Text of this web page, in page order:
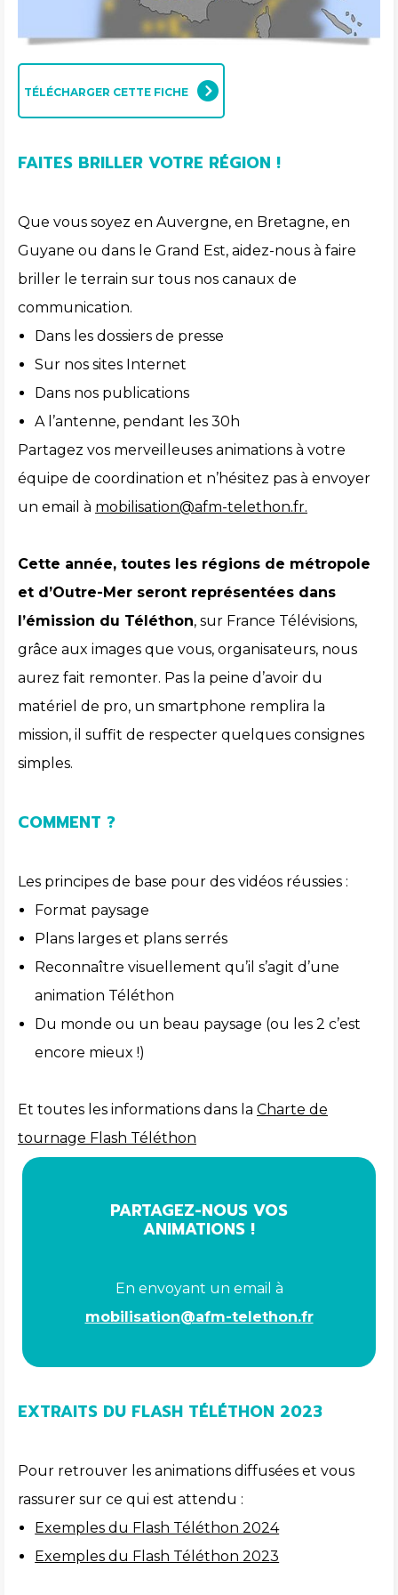
TÉLÉCHARGER CETTE FICHE
FAITES BRILLER VOTRE RÉGION !
Que vous soyez en Auvergne, en Bretagne, en
Guyane ou dans le Grand Est, aidez-nous à faire
briller le terrain sur tous nos canaux de
communication.
Dans les dossiers de presse
Sur nos sites Internet
Dans nos publications
A l’antenne, pendant les 30h
Partagez vos merveilleuses animations à votre
équipe de coordination et n’hésitez pas à envoyer
un email à mobilisation@afm-telethon.fr.
Cette année, toutes les régions de métropole
et d’Outre-Mer seront représentées dans
l’émission du Téléthon, sur France Télévisions,
grâce aux images que vous, organisateurs, nous
aurez fait remonter. Pas la peine d’avoir du
matériel de pro, un smartphone remplira la
mission, il suffit de respecter quelques consignes
simples.
COMMENT ?
Les principes de base pour des vidéos réussies :
Format paysage
Plans larges et plans serrés
Reconnaître visuellement qu’il s’agit d’une
animation Téléthon
Du monde ou un beau paysage (ou les 2 c’est
encore mieux !)
Et toutes les informations dans la Charte de
tournage Flash Téléthon
PARTAGEZ-NOUS VOS
ANIMATIONS !
En envoyant un email à
mobilisation@afm-telethon.fr
EXTRAITS DU FLASH TÉLÉTHON 2023
Pour retrouver les animations diffusées et vous
rassurer sur ce qui est attendu :
Exemples du Flash Téléthon 2024
Exemples du Flash Téléthon 2023